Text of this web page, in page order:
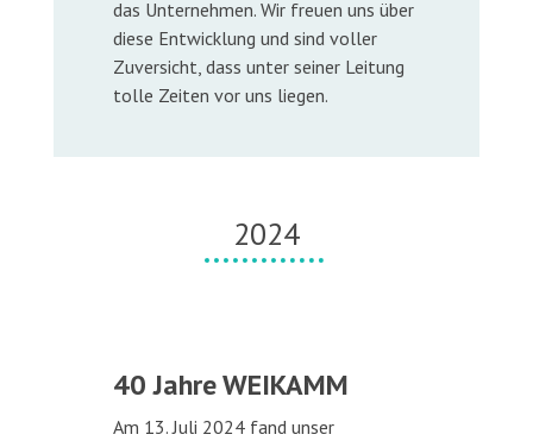
das Unternehmen. Wir freuen uns über
diese Entwicklung und sind voller
Zuversicht, dass unter seiner Leitung
tolle Zeiten vor uns liegen.
2024
40 Jahre WEIKAMM
Am 13. Juli 2024 fand unser